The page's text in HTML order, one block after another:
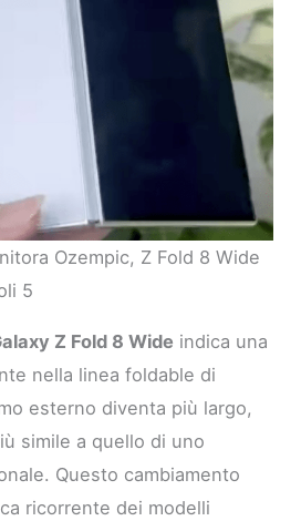
Ozempic, Z Fold 8 Wide
5
Z Fold 8 Wide indica una
nella linea foldable di
esterno diventa più largo,
simile a quello di uno
Questo cambiamento
ricorrente dei modelli